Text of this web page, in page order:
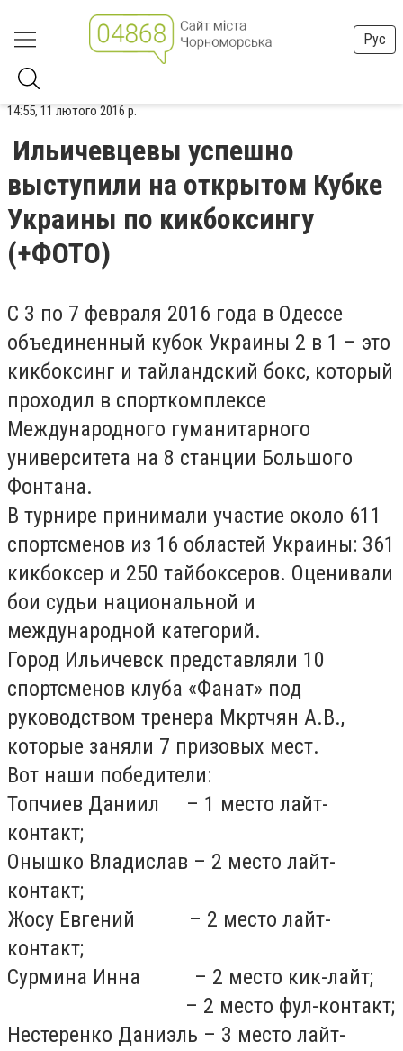
Рус
14:55, 11 лютого 2016 р.
Ильичевцевы успешно
выступили на открытом Кубке
Украины по кикбоксингу
(+ФОТО)
С 3 по 7 февраля 2016 года в Одессе
объединенный кубок Украины 2 в 1 – это
кикбоксинг и тайландский бокс, который
проходил в спорткомплексе
Международного гуманитарного
университета на 8 станции Большого
Фонтана.
В турнире принимали участие около 611
спортсменов из 16 областей Украины: 361
кикбоксер и 250 тайбоксеров. Оценивали
бои судьи национальной и
международной категорий.
Город Ильичевск представляли 10
спортсменов клуба «Фанат» под
руководством тренера Мкртчян А.В.,
которые заняли 7 призовых мест.
Вот наши победители:
Топчиев Даниил – 1 место лайт-
контакт;
Онышко Владислав – 2 место лайт-
контакт;
Жосу Евгений – 2 место лайт-
контакт;
Сурмина Инна – 2 место кик-лайт;
– 2 место фул-контакт;
Нестеренко Даниэль – 3 место лайт-